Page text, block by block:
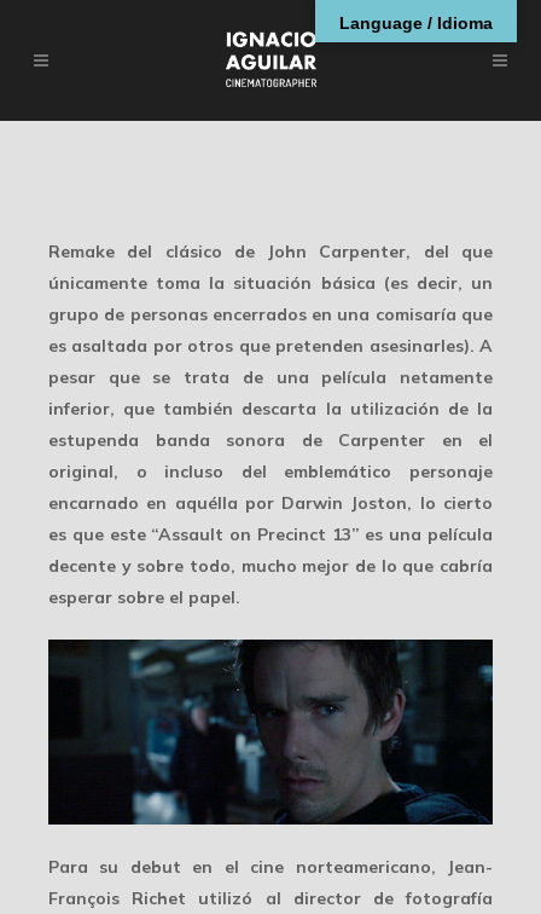
Remake del clásico de John Carpenter, del que
únicamente toma la situación básica (es decir, un
grupo de personas encerrados en una comisaría que
es asaltada por otros que pretenden asesinarles). A
pesar que se trata de una película netamente
inferior, que también descarta la utilización de la
estupenda banda sonora de Carpenter en el
original, o incluso del emblemático personaje
encarnado en aquélla por Darwin Joston, lo cierto
es que este “Assault on Precinct 13” es una película
decente y sobre todo, mucho mejor de lo que cabría
esperar sobre el papel.
Para su debut en el cine norteamericano, Jean-
François Richet utilizó al director de fotografía
Language / Idioma